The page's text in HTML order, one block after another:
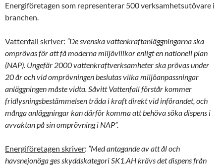
Energiföretagen som representerar 500 verksamhetsutövare i
branchen.
Vattenfall skriver: ”De svenska vattenkraftanläggningarna ska
omprövas för att få moderna miljövillkor enligt en nationell plan
(NAP). Ungefär 2000 vattenkraftverksamheter ska prövas under
20 år och vid omprövningen beslutas vilka miljöanpassningar
anläggningen måste vidta. Såvitt Vattenfall förstår kommer
fridlysningsbestämmelsen träda i kraft direkt vid införandet, och
många anläggningar kan därför komma att behöva söka dispens i
avvaktan på sin omprövning i NAP”.
Energiföretagen skriver: ”Med antagande av att ål och
havsnejonöga ges skyddskategori SK1.AH krävs det dispens från